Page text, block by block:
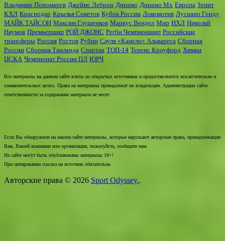
Владимир Пономарев Джеймс Леброн Динамо Динамо Мх Европа Зенит
КХЛ Краснодар Крылья Советов Кубок России Локомотив Лусиано Гонду
МАЙК ТАЙСОН Максим Глушенков Маркус Вендел Мир НХЛ Николай
Наумов Премьершип РОЙ ДЖОНС Регби Чемпионшип Российские
трансферы Россия Ростов Рубин Сауля «Канело» Альвареса Сборная
России Сборная Таиланда Спартак ТОП-14 Теренс Кроуфорд Химки
ЦСКА Чемпионат России ПЛ ЮРЧ
Все материалы на данном сайте взяты из открытых источников и предоставляются исключительно в
ознакомительных целях. Права на материалы принадлежат их владельцам. Администрация сайта
ответственности за содержание материала не несет.
Если Вы обнаружили на нашем сайте материалы, которые нарушают авторские права, принадлежащие
Вам, Вашей компании или организации, пожалуйста, сообщите нам.
На сайте могут быть опубликованы материалы 18+!
При цитировании ссылка на источник обязательна.
Авторские права © 2026 Sport Odyssey..